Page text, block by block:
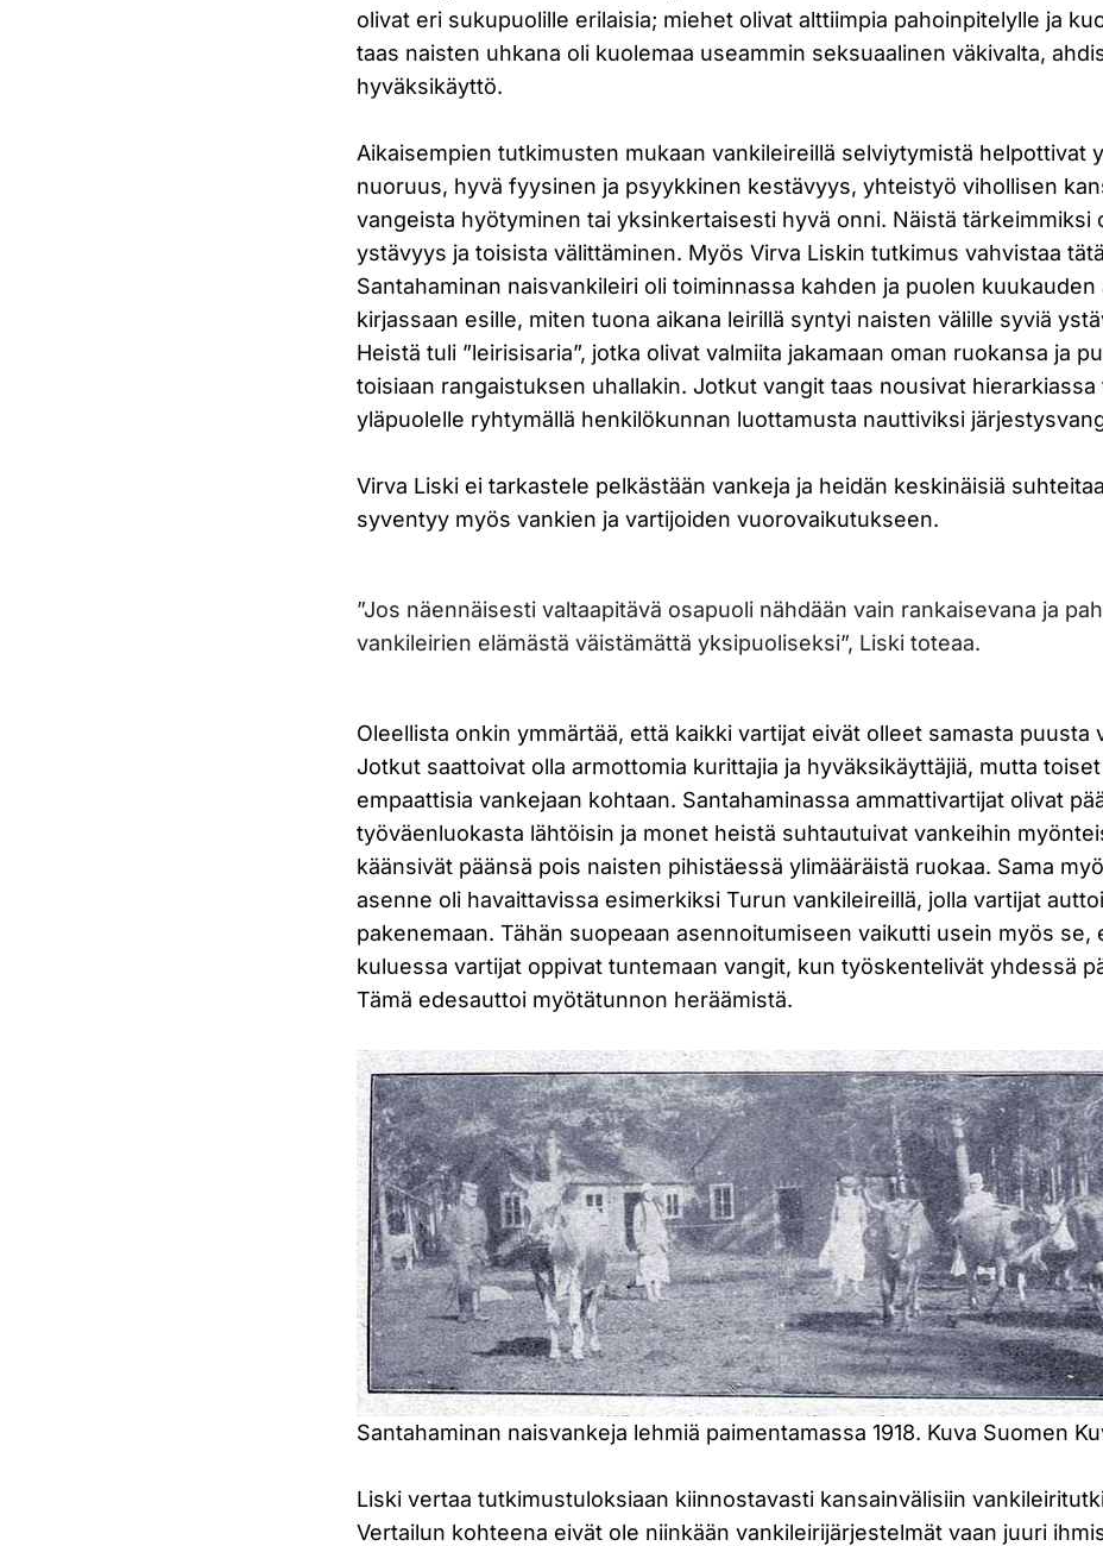
olivat eri sukupuolille erilaisia; miehet olivat alttiimpia pahoinpitelylle ja
taas naisten uhkana oli kuolemaa useammin seksuaalinen väkivalta,
hyväksikäyttö.
Aikaisempien tutkimusten mukaan vankileireillä selviytymistä helpottivat
nuoruus, hyvä fyysinen ja psyykkinen kestävyys, yhteistyö vihollisen
vangeista hyötyminen tai yksinkertaisesti hyvä onni. Näistä tärkeimmiksi
ystävyys ja toisista välittäminen. Myös Virva Liskin tutkimus vahvistaa
Santahaminan naisvankileiri oli toiminnassa kahden ja puolen kuukauden
kirjassaan esille, miten tuona aikana leirillä syntyi naisten välille syviä
Heistä tuli ”leirisisaria”, jotka olivat valmiita jakamaan oman ruokansa ja
toisiaan rangaistuksen uhallakin. Jotkut vangit taas nousivat hierarkiassa
yläpuolelle ryhtymällä henkilökunnan luottamusta nauttiviksi
Virva Liski ei tarkastele pelkästään vankeja ja heidän keskinäisiä
syventyy myös vankien ja vartijoiden vuorovaikutukseen.
”Jos näennäisesti valtaapitävä osapuoli nähdään vain rankaisevana ja
vankileirien elämästä väistämättä yksipuoliseksi”, Liski toteaa.
Oleellista onkin ymmärtää, että kaikki vartijat eivät olleet samasta puusta
Jotkut saattoivat olla armottomia kurittajia ja hyväksikäyttäjiä, mutta
empaattisia vankejaan kohtaan. Santahaminassa ammattivartijat olivat
työväenluokasta lähtöisin ja monet heistä suhtautuivat vankeihin
käänsivät päänsä pois naisten pihistäessä ylimääräistä ruokaa. Sama
asenne oli havaittavissa esimerkiksi Turun vankileireillä, jolla vartijat
pakenemaan. Tähän suopeaan asennoitumiseen vaikutti usein myös se,
kuluessa vartijat oppivat tuntemaan vangit, kun työskentelivät yhdessä
Tämä edesauttoi myötätunnon heräämistä.
Santahaminan naisvankeja lehmiä paimentamassa 1918. Kuva Suomen
Liski vertaa tutkimustuloksiaan kiinnostavasti kansainvälisiin
Vertailun kohteena eivät ole niinkään vankileirijärjestelmät vaan juuri